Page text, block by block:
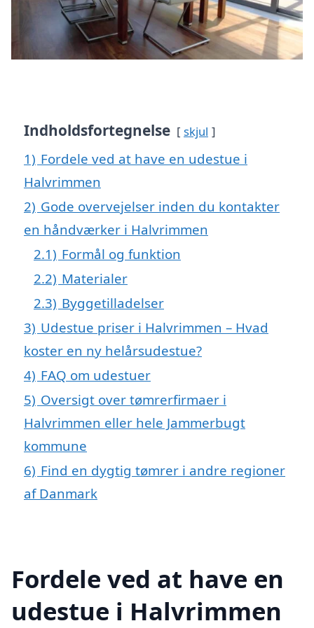
Indholdsfortegnelse skjul
1) Fordele ved at have en udestue i
Halvrimmen
2) Gode overvejelser inden du kontakter
en håndværker i Halvrimmen
2.1) Formål og funktion
2.2) Materialer
2.3) Byggetilladelser
3) Udestue priser i Halvrimmen – Hvad
koster en ny helårsudestue?
4) FAQ om udestuer
5) Oversigt over tømrerfirmaer i
Halvrimmen eller hele Jammerbugt
kommune
6) Find en dygtig tømrer i andre regioner
af Danmark
Fordele ved at have en
udestue i Halvrimmen